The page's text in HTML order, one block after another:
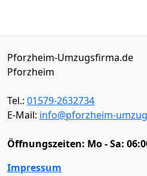
Pforzheim-Umzugsfirma.de
Pforzheim
Tel.: 01579-2632734
E-Mail: info@pforzheim-
Öffnungszeiten: Mo - Sa:
Impressum